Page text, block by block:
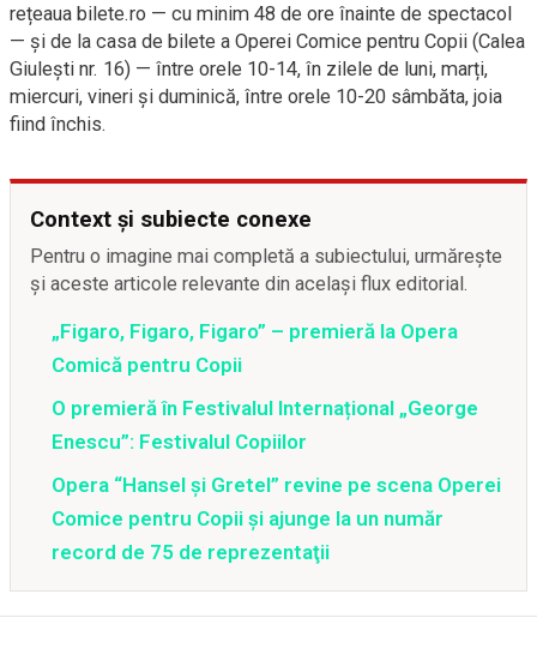
rețeaua bilete.ro — cu minim 48 de ore înainte de spectacol
— și de la casa de bilete a Operei Comice pentru Copii (Calea
Giulești nr. 16) — între orele 10-14, în zilele de luni, marți,
miercuri, vineri și duminică, între orele 10-20 sâmbăta, joia
fiind închis.
Context și subiecte conexe
Pentru o imagine mai completă a subiectului, urmărește
și aceste articole relevante din același flux editorial.
„Figaro, Figaro, Figaro” – premieră la Opera
Comică pentru Copii
O premieră în Festivalul Internațional „George
Enescu”: Festivalul Copiilor
Opera “Hansel şi Gretel” revine pe scena Operei
Comice pentru Copii şi ajunge la un număr
record de 75 de reprezentaţii